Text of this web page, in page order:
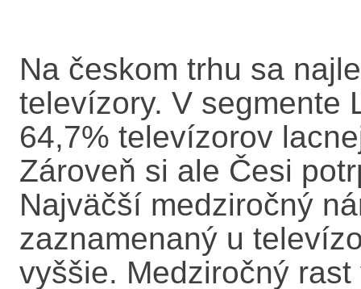
Na českom trhu sa
televízory. V segmente
64,7% televízorov
Zároveň si ale Česi
Najväčší medziročný
zaznamenaný u
vyššie. Medziročný